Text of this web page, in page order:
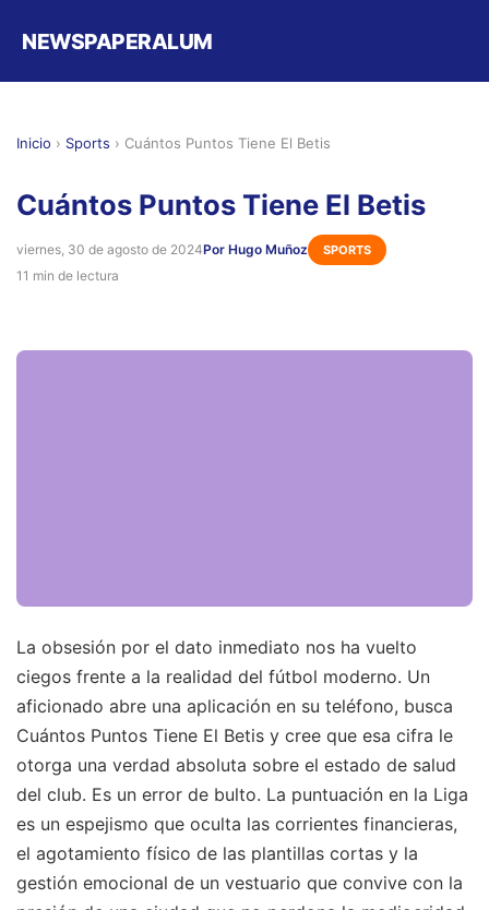
NEWSPAPERALUM
Inicio › Sports › Cuántos Puntos Tiene El Betis
Cuántos Puntos Tiene El Betis
viernes, 30 de agosto de 2024Por Hugo Muñoz SPORTS
11 min de lectura
La obsesión por el dato inmediato nos ha vuelto
ciegos frente a la realidad del fútbol moderno. Un
aficionado abre una aplicación en su teléfono, busca
Cuántos Puntos Tiene El Betis y cree que esa cifra le
otorga una verdad absoluta sobre el estado de salud
del club. Es un error de bulto. La puntuación en la Liga
es un espejismo que oculta las corrientes financieras,
el agotamiento físico de las plantillas cortas y la
gestión emocional de un vestuario que convive con la